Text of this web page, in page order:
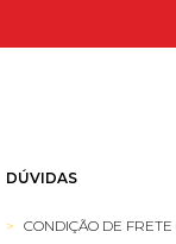
DÚVIDAS
CONDIÇÃO DE FRETE